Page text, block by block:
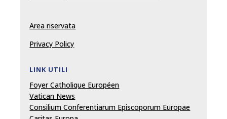
Area riservata
Privacy Policy
LINK UTILI
Foyer Catholique Européen
Vatican News
Consilium Conferentiarum Episcoporum Europae